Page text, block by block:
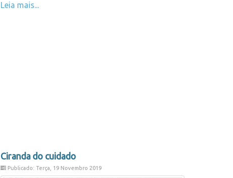
Leia mais...
Ciranda do cuidado
Publicado: Terça, 19 Novembro 2019